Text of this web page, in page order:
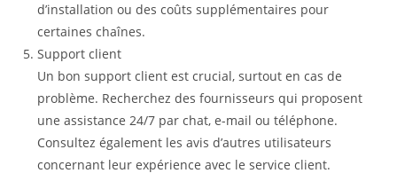
d’installation ou des coûts supplémentaires pour
certaines chaînes.
Support client
Un bon support client est crucial, surtout en cas de
problème. Recherchez des fournisseurs qui proposent
une assistance 24/7 par chat, e-mail ou téléphone.
Consultez également les avis d’autres utilisateurs
concernant leur expérience avec le service client.